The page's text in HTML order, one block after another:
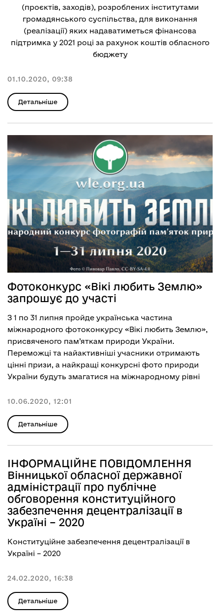
(проєктів, заходів), розроблених інститутами
громадянського суспільства, для виконання
(реалізації) яких надаватиметься фінансова
підтримка у 2021 році за рахунок коштів обласного
бюджету
01.10.2020, 09:38
Детальніше
Фотоконкурс «Вікі любить Землю»
запрошує до участі
З 1 по 31 липня пройде українська частина
міжнародного фотоконкурсу «Вікі любить Землю»,
присвяченого пам’яткам природи України.
Переможці та найактивніші учасники отримають
цінні призи, а найкращі конкурсні фото природи
України будуть змагатися на міжнародному рівні
10.06.2020, 12:01
Детальніше
ІНФОРМАЦІЙНЕ ПОВІДОМЛЕННЯ
Вінницької обласної державної
адміністрації про публічне
обговорення конституційного
забезпечення децентралізації в
Україні – 2020
Конституційне забезпечення децентралізації в
Україні – 2020
24.02.2020, 16:38
Детальніше